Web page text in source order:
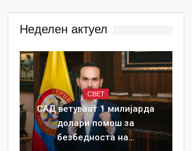
Неделен актуел
СВЕТ
САД ветуваат 1 милијарда
долари помош за
безбедноста на…